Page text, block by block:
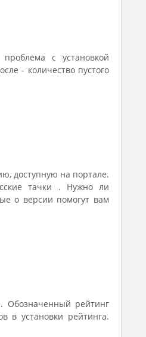
с установкой
- количество пустого
доступную на портале.
тачки . Нужно ли
о версии помогут вам
Обозначенный рейтинг
в установки рейтинга.